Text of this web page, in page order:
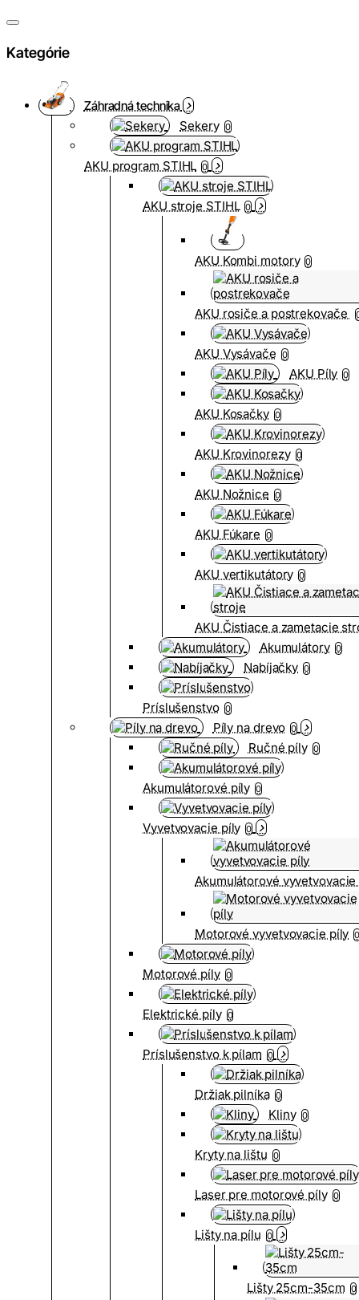
Kategórie
Záhradná technika
Sekery 0
AKU program STIHL 0
AKU stroje STIHL 0
AKU Kombi motory 0
AKU rosiče a postrekovače
AKU Vysávače 0
AKU Píly 0
AKU Kosačky 0
AKU Krovinorezy 0
AKU Nožnice 0
AKU Fúkare 0
AKU vertikutátory 0
AKU Čistiace a zametacie
Akumulátory 0
Nabíjačky 0
Príslušenstvo 0
Píly na drevo 0
Ručné píly 0
Akumulátorové píly 0
Vyvetvovacie píly 0
Akumulátorové
Motorové vyvetvovacie píly
Motorové píly 0
Elektrické píly 0
Príslušenstvo k pílam 0
Držiak pilníka 0
Kliny 0
Kryty na lištu 0
Laser pre motorové píly 0
Lišty na pílu 0
Lišty 25cm-35cm 0